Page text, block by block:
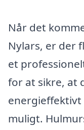
Når det
Nylars, er der
et
for at sikre, at
muligt.